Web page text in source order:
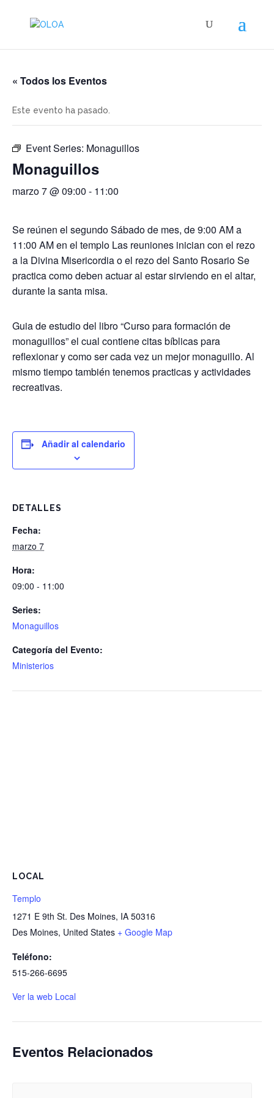
« Todos los Eventos
Este evento ha pasado.
Event Series: Monaguillos
Monaguillos
marzo 7 @ 09:00 - 11:00
Se reúnen el segundo Sábado de mes, de 9:00 AM a
11:00 AM en el templo Las reuniones inician con el rezo
a la Divina Misericordia o el rezo del Santo Rosario Se
practica como deben actuar al estar sirviendo en el altar,
durante la santa misa.
Guia de estudio del libro “Curso para formación de
monaguillos” el cual contiene citas bíblicas para
reflexionar y como ser cada vez un mejor monaguillo. Al
mismo tiempo también tenemos practicas y actividades
recreativas.
Añadir al calendario
DETALLES
Fecha:
marzo 7
Hora:
09:00 - 11:00
Series:
Monaguillos
Categoría del Evento:
Ministerios
LOCAL
Templo
1271 E 9th St. Des Moines, IA 50316
Des Moines, United States + Google Map
Teléfono:
515-266-6695
Ver la web Local
Eventos Relacionados